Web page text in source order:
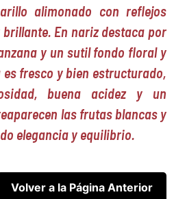
alimonado con reflejos
En nariz destaca por
y un sutil fondo floral y
es fresco y bien estructurado,
buena acidez y un
las frutas blancas y
elegancia y equilibrio.